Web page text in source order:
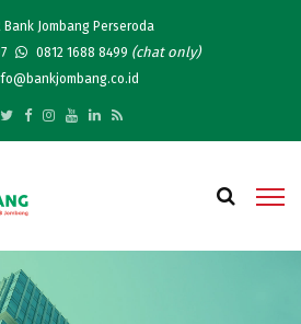
Bank Jombang Perseroda
0812 1688 8499 (chat only)